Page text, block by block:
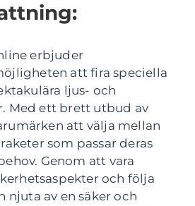
erbjuder
att fira speciella
ljus- och
Med ett brett utbud av
att välja mellan
som passar deras
Genom att vara
och följa
njuta av en säker och